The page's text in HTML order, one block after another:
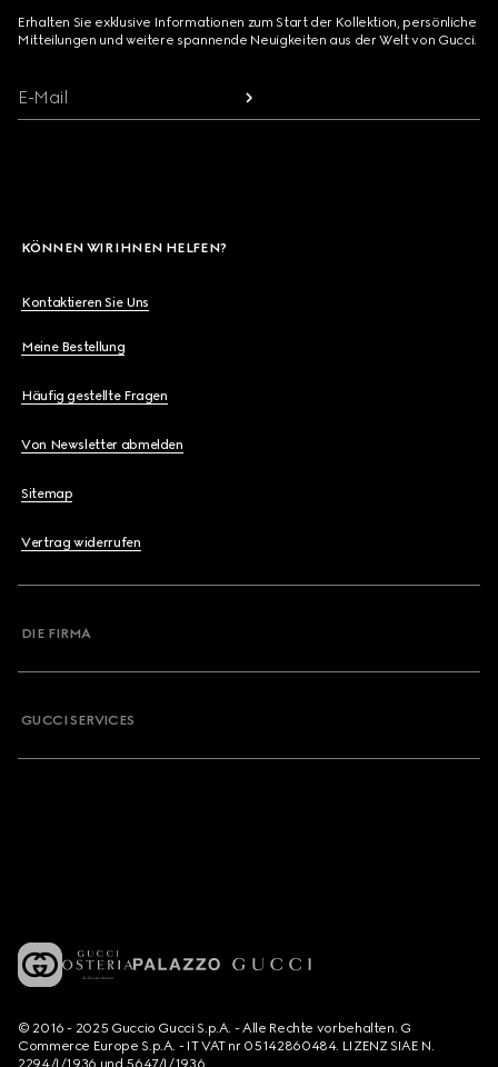
Erhalten Sie exklusive Informationen zum Start der Kollektion, persönliche
Mitteilungen und weitere spannende Neuigkeiten aus der Welt von Gucci.
E-Mail
KÖNNEN WIR IHNEN HELFEN?
Kontaktieren Sie Uns
Meine Bestellung
Häufig gestellte Fragen
Von Newsletter abmelden
Sitemap
Vertrag widerrufen
DIE FIRMA
GUCCI SERVICES
© 2016 - 2025 Guccio Gucci S.p.A. - Alle Rechte vorbehalten. G
Commerce Europe S.p.A. - IT VAT nr 05142860484. LIZENZ SIAE N.
2294/I/1936 und 5647/I/1936